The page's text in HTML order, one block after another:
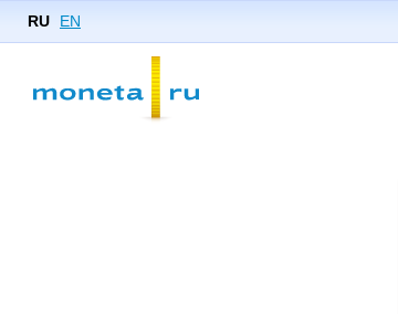
RU EN